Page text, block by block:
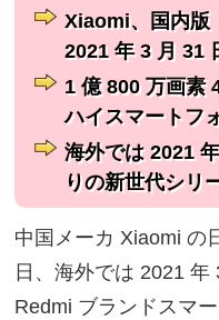
Xiaomi、国内版
2021 年 3 月 31
1 億 800 万画素
ハイスマートフ
海外では 2021
りの新世代シリ
中国メーカ Xiaomi の
日、海外では 2021
Redmi ブランドスマ